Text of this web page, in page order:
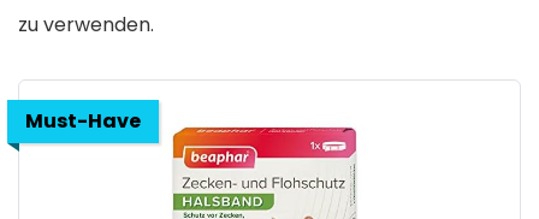
zu verwenden.
Must-Have